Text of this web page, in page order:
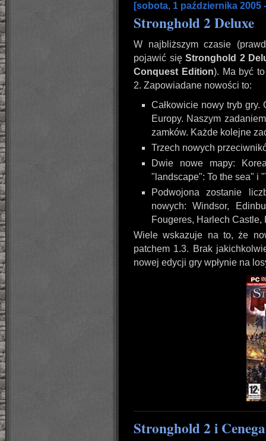
[sobota, 1 października 2005
Stronghold 2 Deluxe
W najbliższym czasie
pojawić sięStronghold 2
Conquest Edition). Ma być
2. Zapowiadane nowości to:
Całkowicie nowy tryb gry.
Europy. Naszym
zamków. Każde kolejne
Trzech nowych
Dwie nowe mapy:
"landscape": To the sea" i
Podwojona zostanie
nowych: Windsor,
Fougeres, Harlech Castle,
Wiele wskazuje na to, że
patchem 1.3. Brak
nowej edycji gry wpłynie na
Stronghold 2 i Cenega